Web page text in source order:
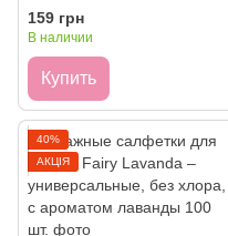
шт
159 грн
В наличии
Купить
40%
АКЦІЯ